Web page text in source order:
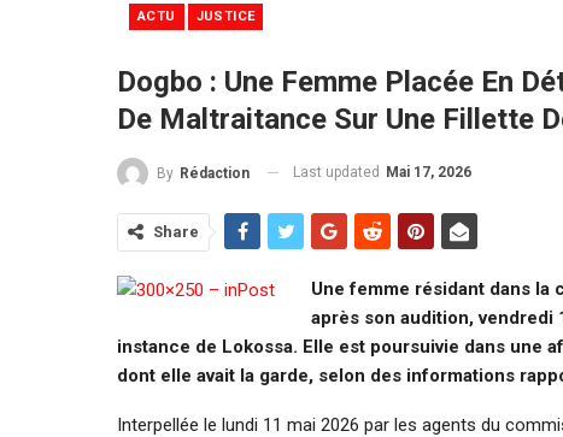
ACTU JUSTICE
Dogbo : Une Femme Placée En
De Maltraitance Sur Une Fillette
By Rédaction Last updated Mai 17, 2026
Share
Une femme résidant dans la
après son audition, vendredi
instance de Lokossa. Elle est poursuivie dans une
dont elle avait la garde, selon des informations
Interpellée le lundi 11 mai 2026 par les agents du